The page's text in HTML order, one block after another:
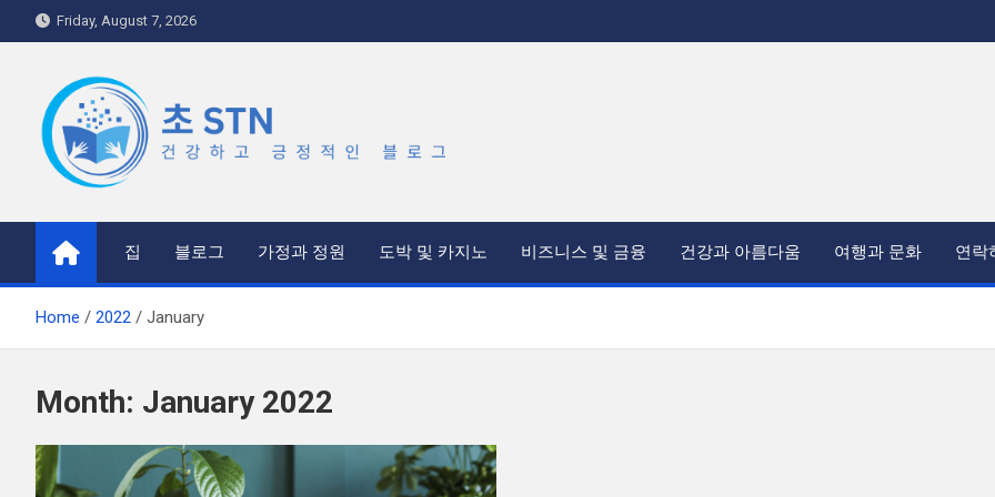
to
Friday, August 7, 2026
초 STN
집 블로그 가정과 정원 도박 및 카지노 비즈니스 및 금융 건강과 아름다움 여행과 문화 연락
Home 2022 January
Month: January 2022